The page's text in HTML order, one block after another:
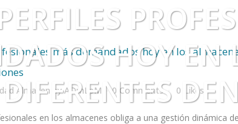
HOY EN
más demandados hoy en los
Almacen byADmLpM 0 Comments 0 Likes
en los almacenes obliga a una gestión dinámica